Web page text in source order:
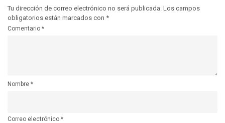
Tu dirección de correo electrónico no será publicada. Los campos
obligatorios están marcados con *
Comentario *
Nombre *
Correo electrónico *